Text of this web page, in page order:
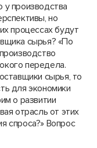
у производства
но
процессах будут
сырья? «По
передела.
сырья, то
для экономики
о развитии
отрасль от этих
спроса?» Вопрос